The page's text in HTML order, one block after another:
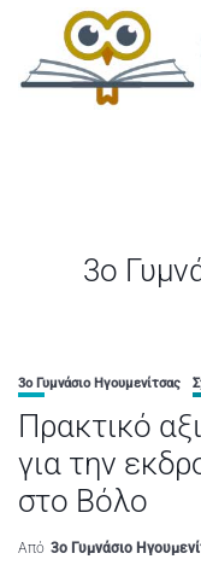
3ο
3ο Γυμνάσιο Ηγουμενίτσας
Πρακτικό
για την
στο Βόλο
Από 3ο Γυμνάσιο